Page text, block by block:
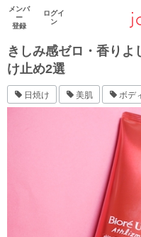
メンバ
ー
登録
ログイ
ン
きしみ感ゼロ・香りよ
け止め2選
日焼け 美肌 ボデ